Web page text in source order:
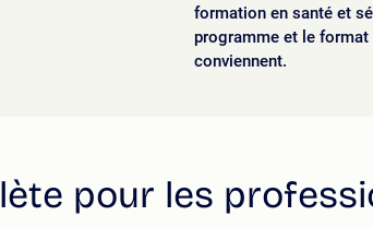
formation en santé et
programme et le format
conviennent.
pour les